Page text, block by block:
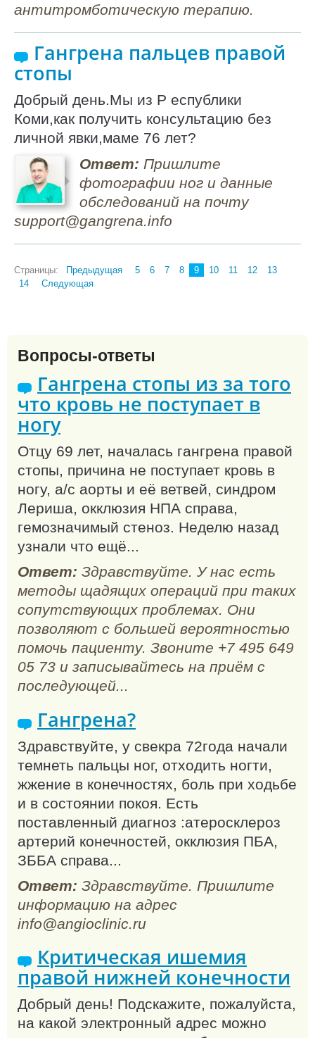
антитромботическую терапию.
Гангрена пальцев правой
стопы
Добрый день.Мы из Р еспублики
Коми,как получить консультацию без
личной явки,маме 76 лет?
Ответ: Пришлите
фотографии ног и данные
обследований на почту
support@gangrena.info
Страницы: Предыдущая 5 6 7 8 9 10 11 12
13
14
Следующая
Вопросы-ответы
Гангрена стопы из за того
что кровь не поступает в
ногу
Отцу 69 лет, началась гангрена правой
стопы, причина не поступает кровь в
ногу, а/с аорты и её ветвей, синдром
Лериша, окклюзия НПА справа,
гемозначимый стеноз. Неделю назад
узнали что ещё...
Ответ: Здравствуйте. У нас есть
методы щадящих операций при таких
сопутствующих проблемах. Они
позволяют с большей вероятностью
помочь пациенту. Звоните +7 495 649
05 73 и записывайтесь на приём с
последующей...
Гангрена?
Здравствуйте, у свекра 72года начали
темнеть пальцы ног, отходить ногти,
жжение в конечностях, боль при ходьбе
и в состоянии покоя. Есть
поставленный диагноз :атеросклероз
артерий конечностей, окклюзия ПБА,
ЗББА справа...
Ответ: Здравствуйте. Пришлите
информацию на адрес
info@angioclinic.ru
Критическая ишемия
правой нижней конечности
Добрый день! Подскажите, пожалуйста,
на какой электронный адрес можно